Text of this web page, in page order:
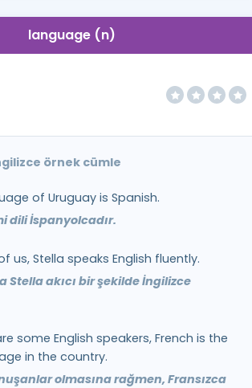
language (n)
örnek cümle
of Uruguay is Spanish.
dili İspanyolcadır.
us, Stella speaks English fluently.
Stella akıcı bir şekilde İngilizce
some English speakers, French is the
in the country.
olmasına rağmen, Fransızca